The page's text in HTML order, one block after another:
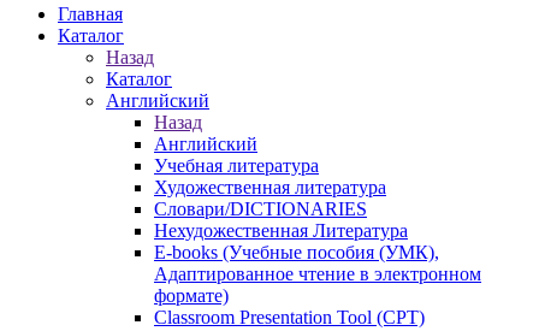
Главная
Каталог
Назад
Каталог
Английский
Назад
Английский
Учебная литература
Художественная литература
Словари/DICTIONARIES
Нехудожественная Литература
E-books (Учебные пособия (УМК),
Адаптированное чтение в электронном
формате)
Classroom Presentation Tool (CPT)